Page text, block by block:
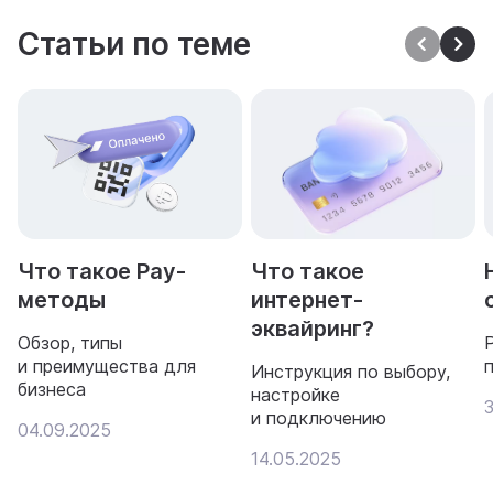
Статьи по теме
Что такое Pay-
методы
Обзор, типы
и преимущества для
бизнеса
04.09.2025
Что такое
интернет-
эквайринг?
Инструкция по выбору,
настройке
и подключению
14.05.2025